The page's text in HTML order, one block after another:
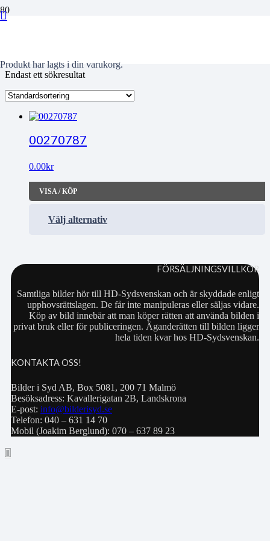
Produkt har lagts i din varukorg.
Endast ett sökresultat
00270787
0.00kr
VISA / KÖP
Välj alternativ
FÖRSÄLJNINGSVILLKOR
Samtliga bilder hör till HD-Sydsvenskan och är skyddade enligt
upphovsrättslagen. De får inte manipuleras eller säljas vidare.
Köp av bild innebär att man köper rätten att använda bilden i
privat bruk eller för publiceringen. Äganderätten till bilden ligger
hela tiden kvar hos HD-Sydsvenskan.
KONTAKTA OSS!
Bilder i Syd AB, Box 5081, 200 71 Malmö
Besöksadress: Kavallerigatan 2B, Landskrona
E-post: info@bilderisyd.se
Telefon: 040 – 631 14 70
Mobil (Joakim Berglund): 070 – 637 89 23